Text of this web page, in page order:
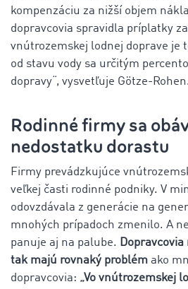
kompenzáciu za nižší objem
dopravcovia spravidla príplatky
vnútrozemskej lodnej doprave je
od stavu vody sa určitým
dopravy“, vysvetľuje Götze-Rohen.
Rodinné firmy sa
nedostatku dorastu
Firmy prevádzkujúce
veľkej časti rodinné podniky. V
odovzdávala z generácie na
mnohých prípadoch zmenilo. A
panuje aj na palube.
tak majú rovnaký problém ako
dopravcovia: „Vo vnútrozemskej